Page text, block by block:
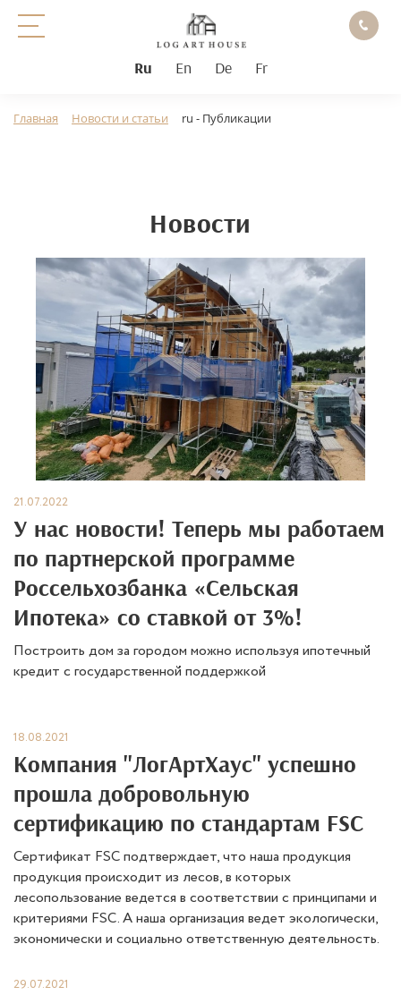
Ru En De Fr
Главная Новости и статьи ru - Публикации
Новости
21.07.2022
У нас новости! Теперь мы работаем
по партнерской программе
Россельхозбанка «Сельская
Ипотека» со ставкой от 3%!
Построить дом за городом можно используя ипотечный
кредит с государственной поддержкой
18.08.2021
Компания "ЛогАртХаус" успешно
прошла добровольную
сертификацию по стандартам FSC
Сертификат FSC подтверждает, что наша продукция
продукция происходит из лесов, в которых
лесопользование ведется в соответствии с принципами и
критериями FSC. А наша организация ведет экологически,
экономически и социально ответственную деятельность.
29.07.2021